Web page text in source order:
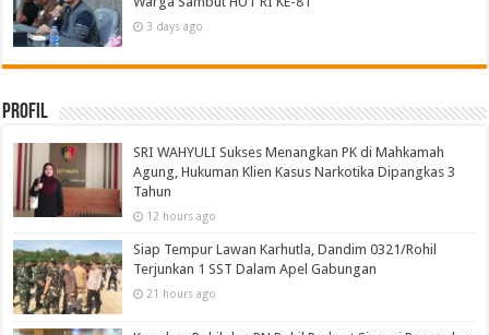
3 days ago
Profil
SRI WAHYULI Sukses Menangkan PK di Mahkamah
Agung, Hukuman Klien Kasus Narkotika Dipangkas 3
Tahun
12 hours ago
Siap Tempur Lawan Karhutla, Dandim 0321/Rohil
Terjunkan 1 SST Dalam Apel Gabungan
21 hours ago